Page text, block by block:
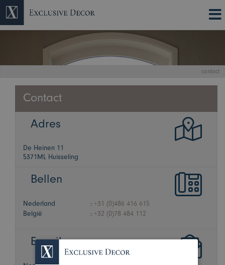
contact
Contact
Adres
De Heinen 11
5371ML Huisseling
Bellen
Nederland : +31 (0)486 416 615
België
: +32 (0)78 484 112
E-mail